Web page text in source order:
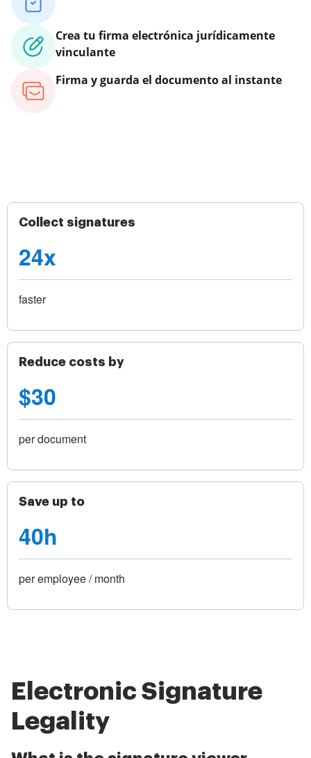
Crea tu firma electrónica jurídicamente
vinculante
Firma y guarda el documento al instante
Collect signatures
24x
faster
Reduce costs by
$30
per document
Save up to
40h
per employee / month
Electronic Signature
Legality